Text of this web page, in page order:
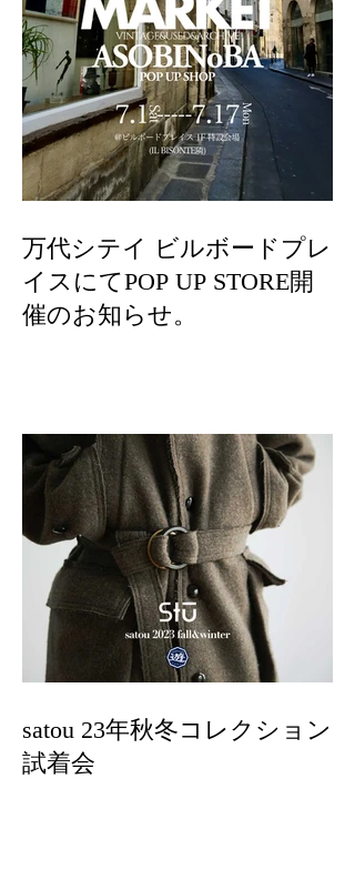
万代シテイ ビルボードプレ
イスにてPOP UP STORE開
催のお知らせ。
satou 23年秋冬コレクション
試着会